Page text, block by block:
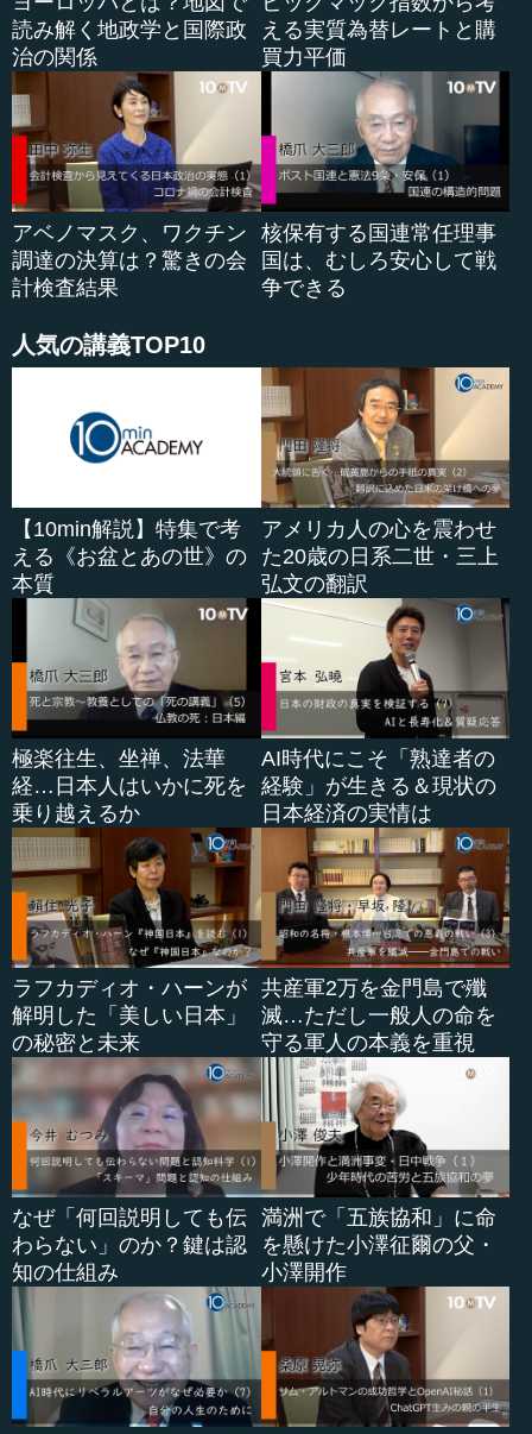
次のページをご覧ください。今申し上げたことを考える
にあたって、まずはよく耳にする日米のビッグマックの価
格を通じて整理をしていきたいと思います。
ここで見ていくのは、2国間の為替レート、そして物の値
段の双方がどの程度変化しているかです。この両方の変化
を同時に見ていくことで、本日の主題である「円の価値」
の測り方が見えてきます。
この表は、アメリカと日本のビッグマック、為替レート
現実の価格動向を参考に、A時点、B時点の価格、それぞれ
の時点の為替レートをキリのいい数字で比較していきま
想定の内容は、Aの時点で、アメリカのビッグマックは左
の写真の下にある通り3ドル、B時点では5ドル、日本では
それぞれ300円と400円です。そのときの為替レートは、真
ん中の表の左にある通り、それぞれ1ドル90円、140円とし
ます。
読み解く地政学と国際政
治の関係
える実質為替レートと購
買力平価
アベノマスク、ワクチン
調達の決算は？驚きの会
計検査結果
核保有する国連常任理事
国は、むしろ安心して戦
争できる
人気の講義TOP10
【10min解説】特集で考
える《お盆とあの世》の
本質
アメリカ人の心を震わせ
た20歳の日系二世・三上
弘文の翻訳
極楽往生、坐禅、法華
経…日本人はいかに死を
乗り越えるか
AI時代にこそ「熟達者の
経験」が生きる＆現状の
日本経済の実情は
ラフカディオ・ハーンが
解明した「美しい日本」
の秘密と未来
共産軍2万を金門島で殲
滅…ただし一般人の命を
守る軍人の本義を重視
なぜ「何回説明しても伝
わらない」のか？鍵は認
知の仕組み
満洲で「五族協和」に命
を懸けた小澤征爾の父・
小澤開作